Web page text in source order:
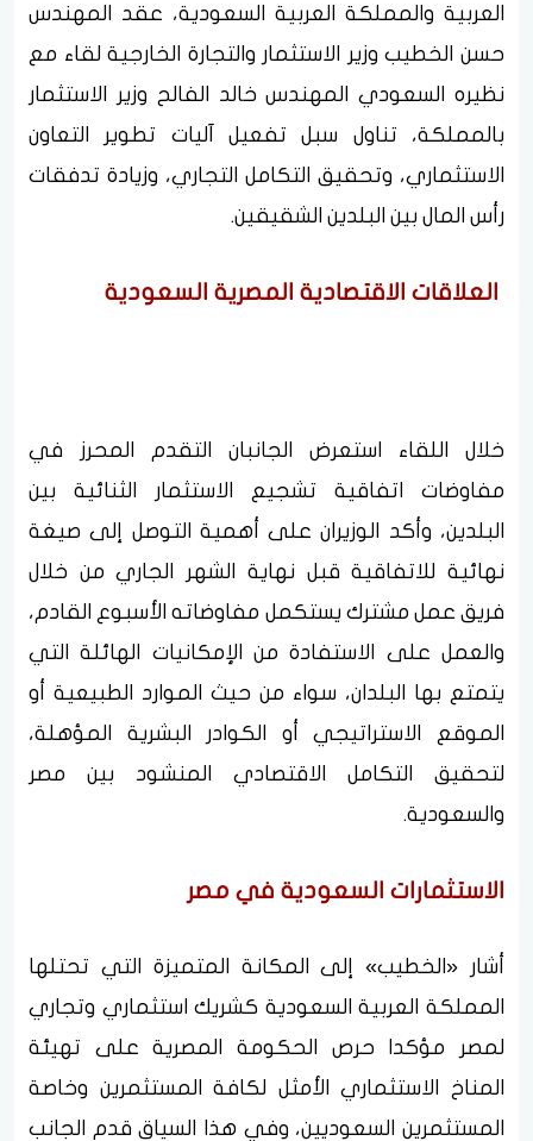
العربية والمملكة العربية السعودية، عقد المهندس
حسن الخطيب وزير الاستثمار والتجارة الخارجية لقاء مع
نظيره السعودي المهندس خالد الفالح وزير الاستثمار
بالمملكة، تناول سبل تفعيل آليات تطوير التعاون
الاستثماري، وتحقيق التكامل التجاري، وزيادة تدفقات
رأس المال بين البلدين الشقيقين.
العلاقات الاقتصادية المصرية السعودية
خلال اللقاء استعرض الجانبان التقدم المحرز في
مفاوضات اتفاقية تشجيع الاستثمار الثنائية بين
البلدين، وأكد الوزيران على أهمية التوصل إلى صيغة
نهائية للاتفاقية قبل نهاية الشهر الجاري من خلال
فريق عمل مشترك يستكمل مفاوضاته الأسبوع القادم،
والعمل على الاستفادة من الإمكانيات الهائلة التي
يتمتع بها البلدان، سواء من حيث الموارد الطبيعية أو
الموقع الاستراتيجي أو الكوادر البشرية المؤهلة،
لتحقيق التكامل الاقتصادي المنشود بين مصر
والسعودية.
الاستثمارات السعودية في مصر
أشار «الخطيب» إلى المكانة المتميزة التي تحتلها
المملكة العربية السعودية كشريك استثماري وتجاري
لمصر مؤكدا حرص الحكومة المصرية على تهيئة
المناخ الاستثماري الأمثل لكافة المستثمرين وخاصة
المستثمرين السعوديين، وفي هذا السياق قدم الجانب